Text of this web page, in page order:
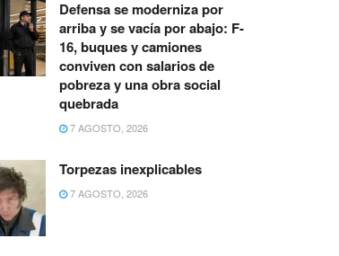
Defensa se moderniza por
arriba y se vacía por abajo: F-
16, buques y camiones
conviven con salarios de
pobreza y una obra social
quebrada
7 AGOSTO, 2026
Torpezas inexplicables
7 AGOSTO, 2026